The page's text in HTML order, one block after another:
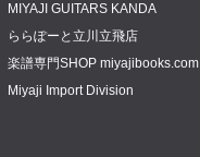
MIYAJI GUITARS KANDA
ららぽーと立川立飛店
楽譜専門SHOP miyajibooks.com
Miyaji Import Division